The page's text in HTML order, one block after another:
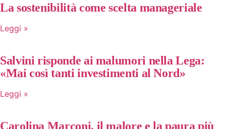
La sostenibilità come scelta manageriale
Leggi »
Salvini risponde ai malumori nella Lega:
«Mai così tanti investimenti al Nord»
Leggi »
Carolina Marconi, il malore e la paura più